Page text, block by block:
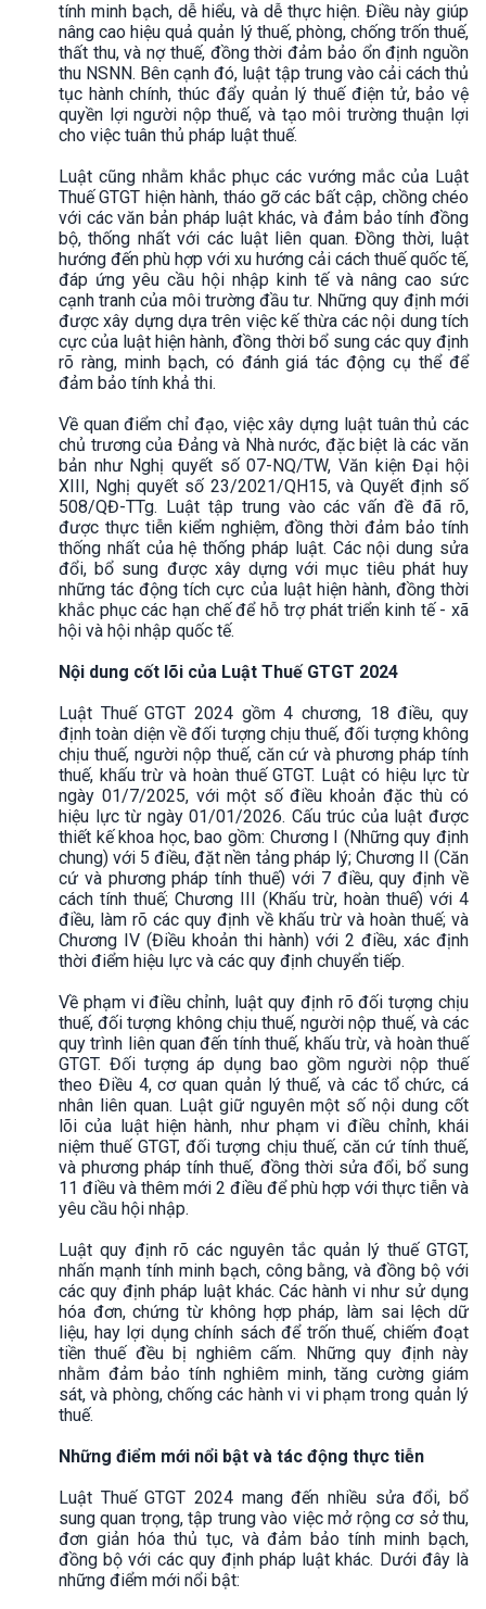
tính minh bạch, dễ hiểu, và dễ thực hiện. Điều này giúp
nâng cao hiệu quả quản lý thuế, phòng, chống trốn thuế,
thất thu, và nợ thuế, đồng thời đảm bảo ổn định nguồn
thu NSNN. Bên cạnh đó, luật tập trung vào cải cách thủ
tục hành chính, thúc đẩy quản lý thuế điện tử, bảo vệ
quyền lợi người nộp thuế, và tạo môi trường thuận lợi
cho việc tuân thủ pháp luật thuế.
Luật cũng nhằm khắc phục các vướng mắc của Luật
Thuế GTGT hiện hành, tháo gỡ các bất cập, chồng chéo
với các văn bản pháp luật khác, và đảm bảo tính đồng
bộ, thống nhất với các luật liên quan. Đồng thời, luật
hướng đến phù hợp với xu hướng cải cách thuế quốc tế,
đáp ứng yêu cầu hội nhập kinh tế và nâng cao sức
cạnh tranh của môi trường đầu tư. Những quy định mới
được xây dựng dựa trên việc kế thừa các nội dung tích
cực của luật hiện hành, đồng thời bổ sung các quy định
rõ ràng, minh bạch, có đánh giá tác động cụ thể để
đảm bảo tính khả thi.
Về quan điểm chỉ đạo, việc xây dựng luật tuân thủ các
chủ trương của Đảng và Nhà nước, đặc biệt là các văn
bản như Nghị quyết số 07-NQ/TW, Văn kiện Đại hội
XIII, Nghị quyết số 23/2021/QH15, và Quyết định số
508/QĐ-TTg. Luật tập trung vào các vấn đề đã rõ,
được thực tiễn kiểm nghiệm, đồng thời đảm bảo tính
thống nhất của hệ thống pháp luật. Các nội dung sửa
đổi, bổ sung được xây dựng với mục tiêu phát huy
những tác động tích cực của luật hiện hành, đồng thời
khắc phục các hạn chế để hỗ trợ phát triển kinh tế - xã
hội và hội nhập quốc tế.
Nội dung cốt lõi của Luật Thuế GTGT 2024
Luật Thuế GTGT 2024 gồm 4 chương, 18 điều, quy
định toàn diện về đối tượng chịu thuế, đối tượng không
chịu thuế, người nộp thuế, căn cứ và phương pháp tính
thuế, khấu trừ và hoàn thuế GTGT. Luật có hiệu lực từ
ngày 01/7/2025, với một số điều khoản đặc thù có
hiệu lực từ ngày 01/01/2026. Cấu trúc của luật được
thiết kế khoa học, bao gồm: Chương I (Những quy định
chung) với 5 điều, đặt nền tảng pháp lý; Chương II (Căn
cứ và phương pháp tính thuế) với 7 điều, quy định về
cách tính thuế; Chương III (Khấu trừ, hoàn thuế) với 4
điều, làm rõ các quy định về khấu trừ và hoàn thuế; và
Chương IV (Điều khoản thi hành) với 2 điều, xác định
thời điểm hiệu lực và các quy định chuyển tiếp.
Về phạm vi điều chỉnh, luật quy định rõ đối tượng chịu
thuế, đối tượng không chịu thuế, người nộp thuế, và các
quy trình liên quan đến tính thuế, khấu trừ, và hoàn thuế
GTGT. Đối tượng áp dụng bao gồm người nộp thuế
theo Điều 4, cơ quan quản lý thuế, và các tổ chức, cá
nhân liên quan. Luật giữ nguyên một số nội dung cốt
lõi của luật hiện hành, như phạm vi điều chỉnh, khái
niệm thuế GTGT, đối tượng chịu thuế, căn cứ tính thuế,
và phương pháp tính thuế, đồng thời sửa đổi, bổ sung
11 điều và thêm mới 2 điều để phù hợp với thực tiễn và
yêu cầu hội nhập.
Luật quy định rõ các nguyên tắc quản lý thuế GTGT,
nhấn mạnh tính minh bạch, công bằng, và đồng bộ với
các quy định pháp luật khác. Các hành vi như sử dụng
hóa đơn, chứng từ không hợp pháp, làm sai lệch dữ
liệu, hay lợi dụng chính sách để trốn thuế, chiếm đoạt
tiền thuế đều bị nghiêm cấm. Những quy định này
nhằm đảm bảo tính nghiêm minh, tăng cường giám
sát, và phòng, chống các hành vi vi phạm trong quản lý
thuế.
Những điểm mới nổi bật và tác động thực tiễn
Luật Thuế GTGT 2024 mang đến nhiều sửa đổi, bổ
sung quan trọng, tập trung vào việc mở rộng cơ sở thu,
đơn giản hóa thủ tục, và đảm bảo tính minh bạch,
đồng bộ với các quy định pháp luật khác. Dưới đây là
những điểm mới nổi bật: